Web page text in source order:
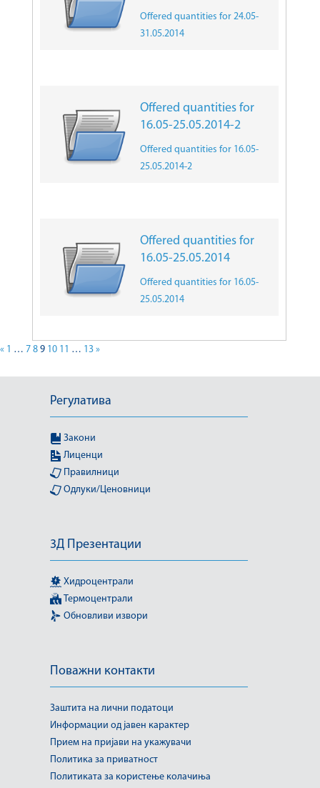
Offered quantities for 24.05-
31.05.2014
Offered quantities for
16.05-25.05.2014-2
Offered quantities for 16.05-
25.05.2014-2
Offered quantities for
16.05-25.05.2014
Offered quantities for 16.05-
25.05.2014
« 1 … 7 8 9 10 11 … 13 »
Регулатива
Закони
Лиценци
Правилници
Одлуки/Ценовници
3Д Презентации
Хидроцентрали
Термоцентрали
Обновливи извори
Поважни контакти
Заштита на лични податоци
Информации од јавен карактер
Прием на пријави на укажувачи
Политика за приватност
Политиката за користење колачиња